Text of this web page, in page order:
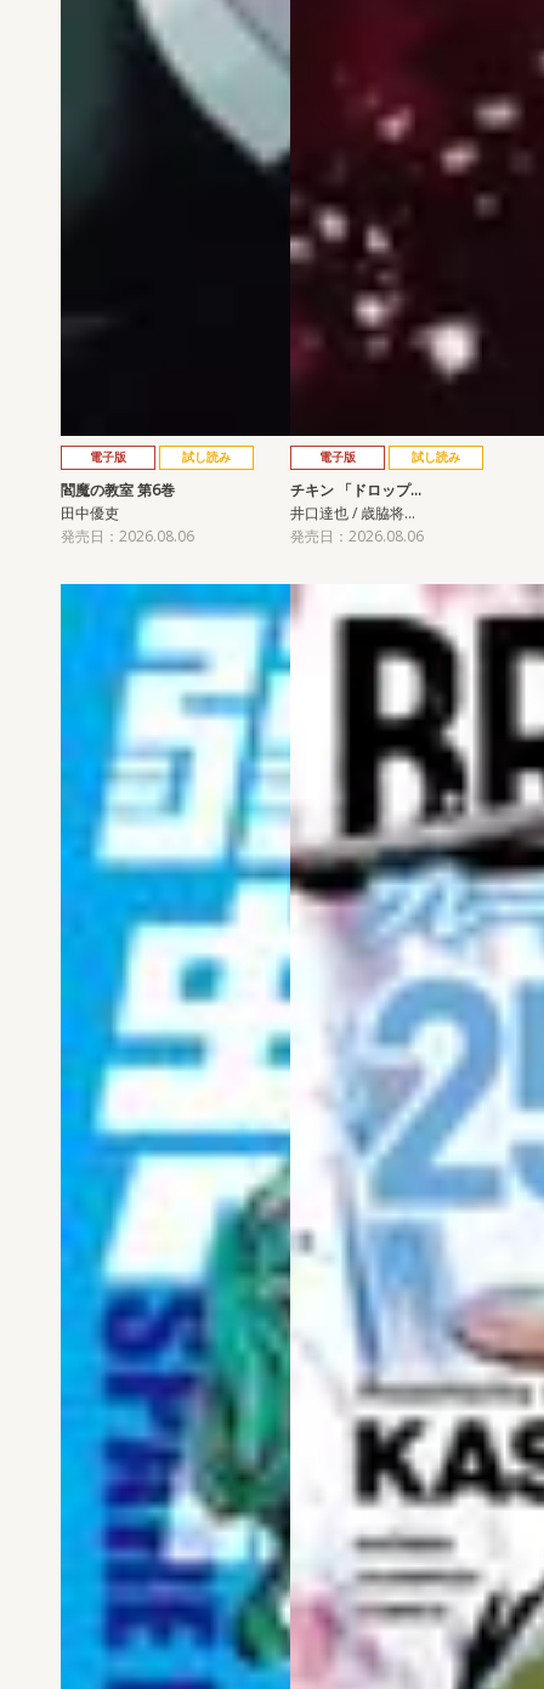
電子版 試し読み
閻魔の教室 第6巻
田中優吏
発売日：2026.08.06
電子版 試し読み
チキン 「ドロップ…
井口達也 / 歳脇将…
発売日：2026.08.06